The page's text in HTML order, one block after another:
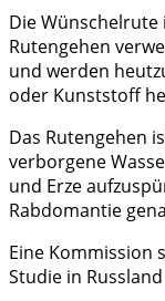
Die
Rutengehen
und werden
oder Kunststoff
Das Rutengehen
verborgene
und Erze
Rabdomantie
Eine Kommission
Studie in